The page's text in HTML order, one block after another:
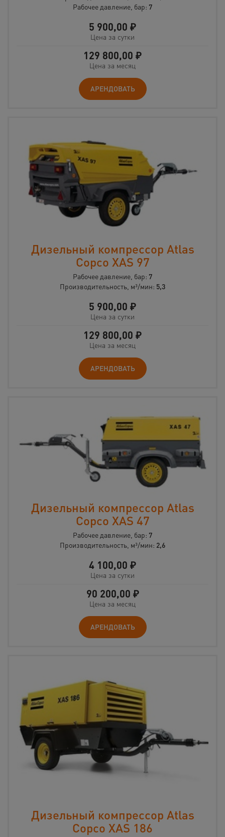
Рабочее давление, бар: 7
5 900,00 ₽
Цена за сутки
129 800,00 ₽
Цена за месяц
АРЕНДОВАТЬ
Дизельный компрессор Atlas
Copco XAS 97
Рабочее давление, бар: 7
Производительность, м³/мин: 5,3
5 900,00 ₽
Цена за сутки
129 800,00 ₽
Цена за месяц
АРЕНДОВАТЬ
Дизельный компрессор Atlas
Copco XAS 47
Рабочее давление, бар: 7
Производительность, м³/мин: 2,6
4 100,00 ₽
Цена за сутки
90 200,00 ₽
Цена за месяц
АРЕНДОВАТЬ
Дизельный компрессор Atlas
Copco XAS 186